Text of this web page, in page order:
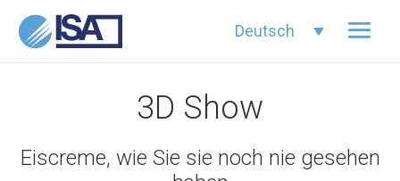
Deutsch
3D Show
Eiscreme, wie Sie sie noch nie gesehen